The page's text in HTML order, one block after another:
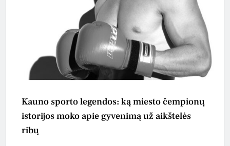
Kauno sporto legendos: ką miesto čempionų
istorijos moko apie gyvenimą už aikštelės
ribų